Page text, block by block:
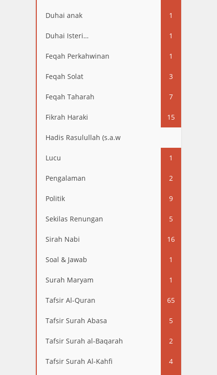
Duhai anak 1
Duhai Isteri… 1
Feqah Perkahwinan 1
Feqah Solat 3
Feqah Taharah 7
Fikrah Haraki 15
Hadis Rasulullah (s.a.w
Lucu 1
Pengalaman 2
Politik 9
Sekilas Renungan 5
Sirah Nabi 16
Soal & Jawab 1
Surah Maryam 1
Tafsir Al-Quran 65
Tafsir Surah Abasa 5
Tafsir Surah al-Baqarah 2
Tafsir Surah Al-Kahfi 4